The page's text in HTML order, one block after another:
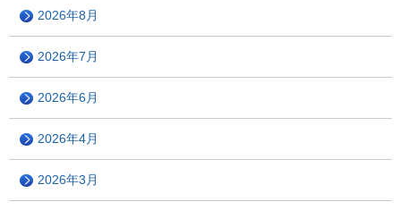
2026年8月
2026年7月
2026年6月
2026年4月
2026年3月